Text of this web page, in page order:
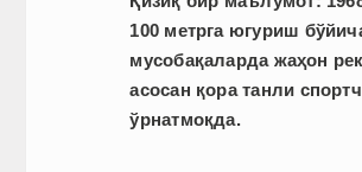
100 метрга югуриш
мусобақаларда жаҳон
асосан қора танли
ўрнатмоқда.